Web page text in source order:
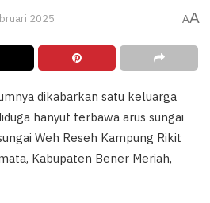
2025 AA
dikabarkan satu keluarga
hanyut terbawa arus sungai
Weh Reseh Kampung Rikit
Kabupaten Bener Meriah,